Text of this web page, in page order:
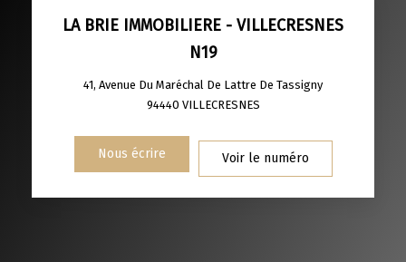
SUPERFICIE :
ECOLES ET CRÈCHES
RESTAURANTS ET CAFÉS COMMERCES
LA BRIE IMMOBILIERE - VILLECRESNES
N19
41, Avenue Du Maréchal De Lattre De Tassigny
94440 VILLECRESNES
Nous écrire Voir le numéro